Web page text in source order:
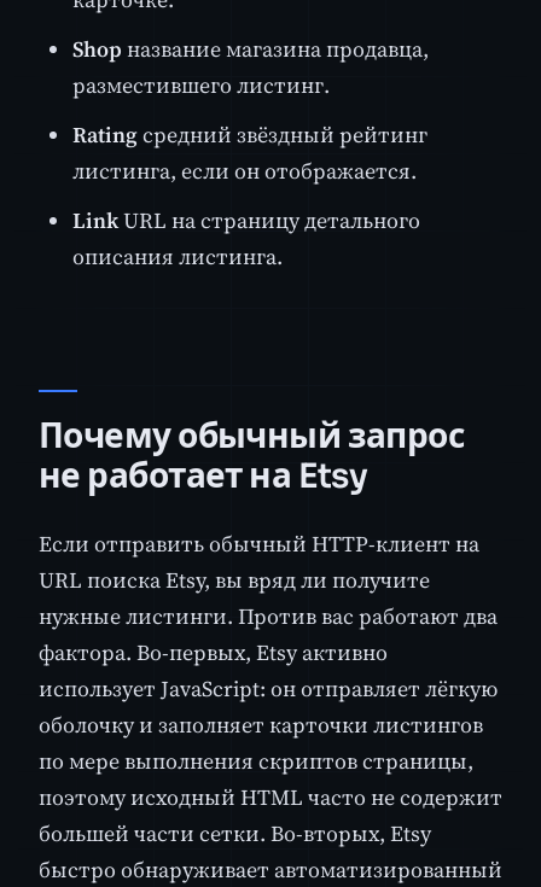
Shop название магазина продавца,
разместившего листинг.
Ratingсредний звёздный рейтинг
листинга, если он отображается.
LinkURL на страницу детального
описания листинга.
Почему обычный запрос
не работает на Etsy
Если отправить обычный HTTP-клиент на
URL поиска Etsy, вы вряд ли получите
нужные листинги. Против вас работают два
фактора. Во-первых, Etsy активно
использует JavaScript: он отправляет лёгкую
оболочку и заполняет карточки листингов
по мере выполнения скриптов страницы,
поэтому исходный HTML часто не содержит
большей части сетки. Во-вторых, Etsy
быстро обнаруживает автоматизированный